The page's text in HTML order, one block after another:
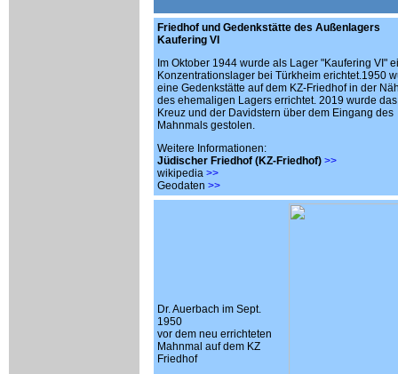
Friedhof und Gedenkstätte des Außenlagers
Kaufering VI
Im Oktober 1944 wurde als Lager "Kaufering VI"
Konzentrationslager bei Türkheim erichtet.1950
eine Gedenkstätte auf dem KZ-Friedhof in der
des ehemaligen Lagers errichtet. 2019 wurde das
Kreuz und der Davidstern über dem Eingang des
Mahnmals gestolen.
Weitere Informationen:
Jüdischer Friedhof (KZ-Friedhof) >>
wikipedia >>
Geodaten >>
Dr. Auerbach im Sept.
1950
vor dem neu errichteten
Mahnmal auf dem KZ
Friedhof